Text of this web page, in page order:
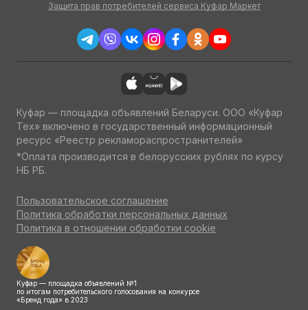
Защита прав потребителей сервиса Куфар Маркет
Куфар — площадка объявлений Беларуси. ООО «Куфар
Тех» включено в государственный информационный
ресурс «Реестр рекламораспространителей»
*Оплата производится в белорусских рублях по курсу
НБ РБ.
Пользовательское соглашение
Политика обработки персональных данных
Политика в отношении обработки cookie
Куфар — площадка объявлений №1
по итогам потребительского голосования на конкурсе
«Бренд года» в 2023